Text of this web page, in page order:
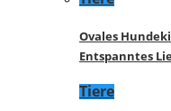
Ovales
Entspanntes
Tiere